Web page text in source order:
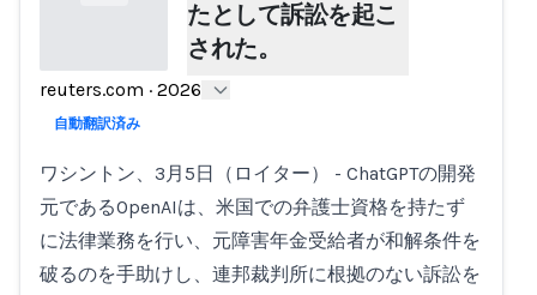
Loading...
たとして訴訟を起こ
された。
reuters.com · 2026
自動翻訳済み
ワシントン、3月5日（ロイター） - ChatGPTの開発
元であるOpenAIは、米国での弁護士資格を持たず
に法律業務を行い、元障害年金受給者が和解条件を
破るのを手助けし、連邦裁判所に根拠のない訴訟を